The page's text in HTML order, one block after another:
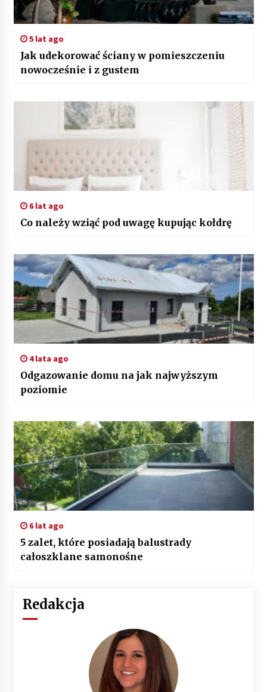
5 lat ago
Jak udekorować ściany w pomieszczeniu
nowocześnie i z gustem
6 lat ago
Co należy wziąć pod uwagę kupując kołdrę
4 lata ago
Odgazowanie domu na jak najwyższym
poziomie
6 lat ago
5 zalet, które posiadają balustrady
całoszklane samonośne
Redakcja